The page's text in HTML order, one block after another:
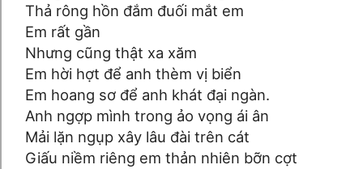
Thả rông hồn đắm đuối mắt em
Em rất gần
Nhưng cũng thật xa xăm
Em hời hợt để anh thèm vị biển
Em hoang sơ để anh khát đại ngàn.
Anh ngợp mình trong ảo vọng ái ân
Mải lặn ngụp xây lâu đài trên cát
Giấu niềm riêng em thản nhiên bỡn cợt